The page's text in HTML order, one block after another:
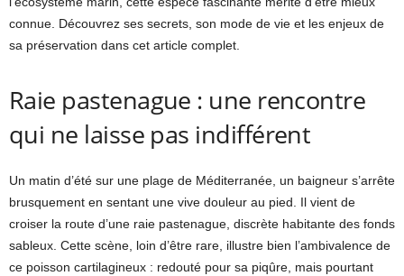
connue. Découvrez ses secrets, son mode de vie et les enjeux de
sa préservation dans cet article complet.
Raie pastenague : une rencontre
qui ne laisse pas indifférent
Un matin d’été sur une plage de Méditerranée, un baigneur s’arrête
brusquement en sentant une vive douleur au pied. Il vient de
croiser la route d’une raie pastenague, discrète habitante des fonds
sableux. Cette scène, loin d’être rare, illustre bien l’ambivalence de
ce poisson cartilagineux : redouté pour sa piqûre, mais pourtant